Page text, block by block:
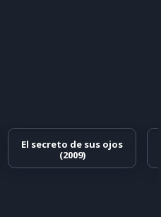
El secreto de sus ojos
(2009)